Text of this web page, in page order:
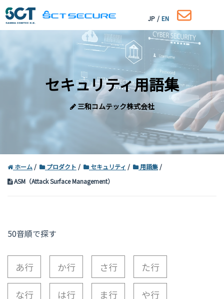
JP / EN
セキュリティ用語集
三和コムテック株式会社
ホーム プロダクト セキュリティ
用語集
ASM（Attack Surface Management）
50音順で探す
あ行 か行 さ行 た行
な行 は行 ま行 や行